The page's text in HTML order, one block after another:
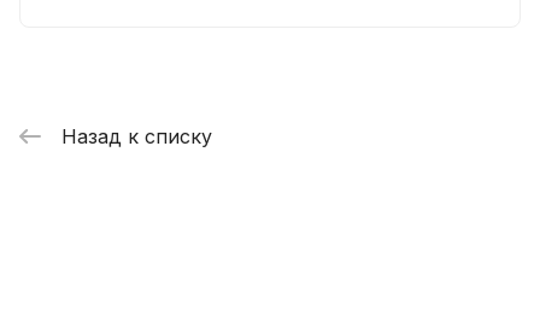
Назад к списку